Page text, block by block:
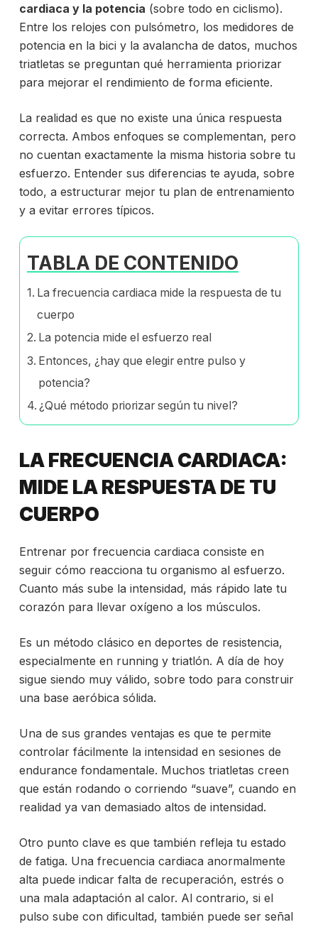
cardiaca y la potencia (sobre todo en ciclismo).
Entre los relojes con pulsómetro, los medidores de
potencia en la bici y la avalancha de datos, muchos
triatletas se preguntan qué herramienta priorizar
para mejorar el rendimiento de forma eficiente.
La realidad es que no existe una única respuesta
correcta. Ambos enfoques se complementan, pero
no cuentan exactamente la misma historia sobre tu
esfuerzo. Entender sus diferencias te ayuda, sobre
todo, a estructurar mejor tu plan de entrenamiento
y a evitar errores típicos.
TABLA DE CONTENIDO
La frecuencia cardiaca mide la respuesta de tu
cuerpo
La potencia mide el esfuerzo real
Entonces, ¿hay que elegir entre pulso y
potencia?
¿Qué método priorizar según tu nivel?
LA FRECUENCIA CARDIACA:
MIDE LA RESPUESTA DE TU
CUERPO
Entrenar por frecuencia cardiaca consiste en
seguir cómo reacciona tu organismo al esfuerzo.
Cuanto más sube la intensidad, más rápido late tu
corazón para llevar oxígeno a los músculos.
Es un método clásico en deportes de resistencia,
especialmente en running y triatlón. A día de hoy
sigue siendo muy válido, sobre todo para construir
una base aeróbica sólida.
Una de sus grandes ventajas es que te permite
controlar fácilmente la intensidad en sesiones de
endurance fondamentale. Muchos triatletas creen
que están rodando o corriendo “suave”, cuando en
realidad ya van demasiado altos de intensidad.
Otro punto clave es que también refleja tu estado
de fatiga. Una frecuencia cardiaca anormalmente
alta puede indicar falta de recuperación, estrés o
una mala adaptación al calor. Al contrario, si el
pulso sube con dificultad, también puede ser señal